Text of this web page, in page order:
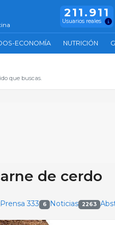
211.911
Usuarios reales
ECONOMÍA NUTRICIÓN
que buscas.
de cerdo
Prensa 333 6 Noticias 2263